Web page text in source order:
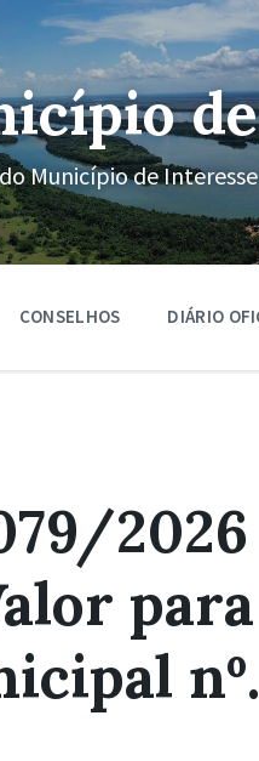
Município de
CONSELHOS DIÁRIO